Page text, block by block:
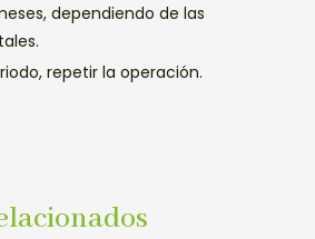
dependiendo de las
repetir la operación.